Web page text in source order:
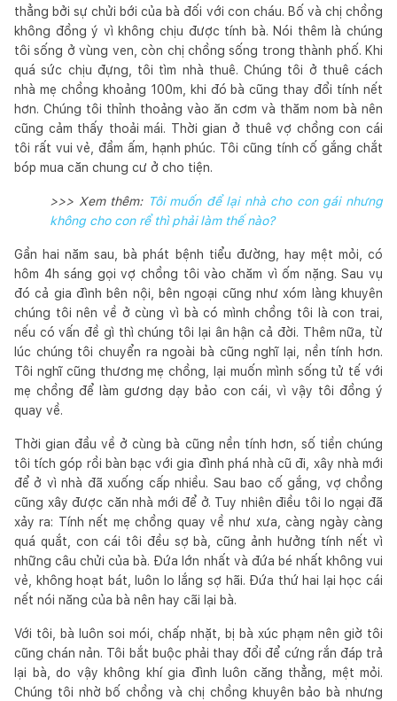
thẳng bởi sự chửi bới của bà đối với con cháu. Bố và chị chồng
không đồng ý vì không chịu được tính bà. Nói thêm là chúng
tôi sống ở vùng ven, còn chị chồng sống trong thành phố. Khi
quá sức chịu đựng, tôi tìm nhà thuê. Chúng tôi ở thuê cách
nhà mẹ chồng khoảng 100m, khi đó bà cũng thay đổi tính nết
hơn. Chúng tôi thỉnh thoảng vào ăn cơm và thăm nom bà nên
cũng cảm thấy thoải mái. Thời gian ở thuê vợ chồng con cái
tôi rất vui vẻ, đầm ấm, hạnh phúc. Tôi cũng tính cố gắng chắt
bóp mua căn chung cư ở cho tiện.
>>> Xem thêm: Tôi muốn để lại nhà cho con gái nhưng
không cho con rể thì phải làm thế nào?
Gần hai năm sau, bà phát bệnh tiểu đường, hay mệt mỏi, có
hôm 4h sáng gọi vợ chồng tôi vào chăm vì ốm nặng. Sau vụ
đó cả gia đình bên nội, bên ngoại cũng như xóm làng khuyên
chúng tôi nên về ở cùng vì bà có mình chồng tôi là con trai,
nếu có vấn đề gì thì chúng tôi lại ân hận cả đời. Thêm nữa, từ
lúc chúng tôi chuyển ra ngoài bà cũng nghĩ lại, nền tính hơn.
Tôi nghĩ cũng thương mẹ chồng, lại muốn mình sống tử tế với
mẹ chồng để làm gương dạy bảo con cái, vì vậy tôi đồng ý
quay về.
Thời gian đầu về ở cùng bà cũng nền tính hơn, số tiền chúng
tôi tích góp rồi bàn bạc với gia đình phá nhà cũ đi, xây nhà mới
để ở vì nhà đã xuống cấp nhiều. Sau bao cố gắng, vợ chồng
cũng xây được căn nhà mới để ở. Tuy nhiên điều tôi lo ngại đã
xảy ra: Tính nết mẹ chồng quay về như xưa, càng ngày càng
quá quắt, con cái tôi đều sợ bà, cũng ảnh hưởng tính nết vì
những câu chửi của bà. Đứa lớn nhất và đứa bé nhất không vui
vẻ, không hoạt bát, luôn lo lắng sợ hãi. Đứa thứ hai lại học cái
nết nói năng của bà nên hay cãi lại bà.
Với tôi, bà luôn soi mói, chấp nhặt, bị bà xúc phạm nên giờ tôi
cũng chán nản. Tôi bắt buộc phải thay đổi để cứng rắn đáp trả
lại bà, do vậy không khí gia đình luôn căng thẳng, mệt mỏi.
Chúng tôi nhờ bố chồng và chị chồng khuyên bảo bà nhưng